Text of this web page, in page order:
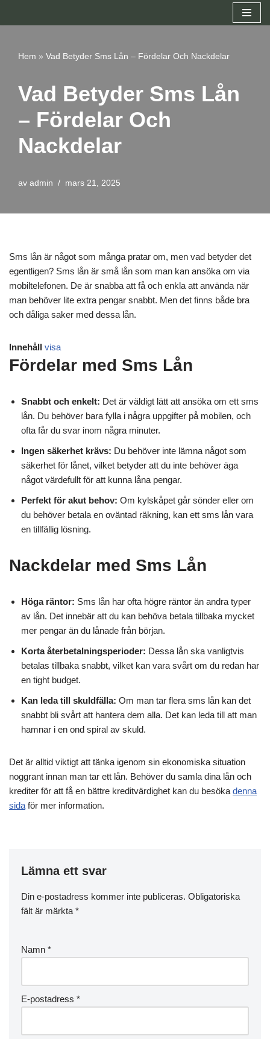
innehåll
Hem » Vad Betyder Sms Lån – Fördelar Och Nackdelar
Vad Betyder Sms Lån
– Fördelar Och
Nackdelar
av admin mars 21, 2025
Sms lån är något som många pratar om, men vad betyder det
egentligen? Sms lån är små lån som man kan ansöka om via
mobiltelefonen. De är snabba att få och enkla att använda när
man behöver lite extra pengar snabbt. Men det finns både bra
och dåliga saker med dessa lån.
Innehåll visa
Fördelar med Sms Lån
Snabbt och enkelt: Det är väldigt lätt att ansöka om ett sms
lån. Du behöver bara fylla i några uppgifter på mobilen, och
ofta får du svar inom några minuter.
Ingen säkerhet krävs: Du behöver inte lämna något som
säkerhet för lånet, vilket betyder att du inte behöver äga
något värdefullt för att kunna låna pengar.
Perfekt för akut behov: Om kylskåpet går sönder eller om
du behöver betala en oväntad räkning, kan ett sms lån vara
en tillfällig lösning.
Nackdelar med Sms Lån
Höga räntor: Sms lån har ofta högre räntor än andra typer
av lån. Det innebär att du kan behöva betala tillbaka mycket
mer pengar än du lånade från början.
Korta återbetalningsperioder: Dessa lån ska vanligtvis
betalas tillbaka snabbt, vilket kan vara svårt om du redan har
en tight budget.
Kan leda till skuldfälla: Om man tar flera sms lån kan det
snabbt bli svårt att hantera dem alla. Det kan leda till att man
hamnar i en ond spiral av skuld.
Det är alltid viktigt att tänka igenom sin ekonomiska situation
noggrant innan man tar ett lån. Behöver du samla dina lån och
krediter för att få en bättre kreditvärdighet kan du besöka denna
sida för mer information.
Lämna ett svar
Din e-postadress kommer inte publiceras. Obligatoriska
fält är märkta *
Namn *
E-postadress *